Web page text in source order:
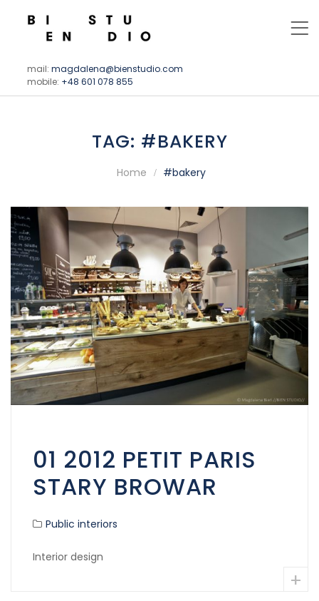
mail: magdalena@bienstudio.com
mobile: +48 601 078 855
TAG: #BAKERY
Home #bakery
01 2012 PETIT PARIS
STARY BROWAR
Public interiors
Interior design
+